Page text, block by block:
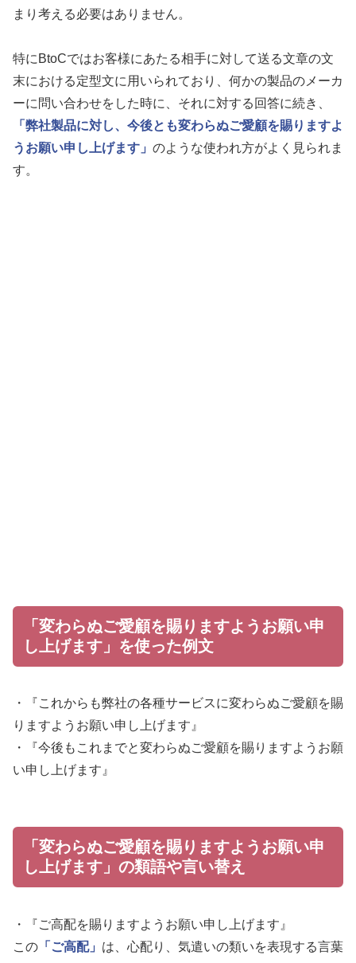
まり考える必要はありません。
特にBtoCではお客様にあたる相手に対して送る文章の文
末における定型文に用いられており、何かの製品のメーカ
ーに問い合わせをした時に、それに対する回答に続き、
「弊社製品に対し、今後とも変わらぬご愛顧を賜りますよ
うお願い申し上げます」 のような使われ方がよく見られま
す。
「変わらぬご愛顧を賜りますようお願い申
し上げます」を使った例文
・『これからも弊社の各種サービスに変わらぬご愛顧を賜
りますようお願い申し上げます』
・『今後もこれまでと変わらぬご愛顧を賜りますようお願
い申し上げます』
「変わらぬご愛顧を賜りますようお願い申
し上げます」の類語や言い替え
・『ご高配を賜りますようお願い申し上げます』
この 「ご高配」 は、心配り、気遣いの類いを表現する言葉